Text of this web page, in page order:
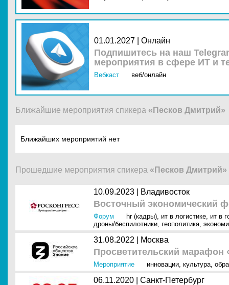
01.01.2027 | Онлайн
Подпишитесь на наш
мероприятия в сфере ИТ и
Вебкаст веб/онлайн
Ближайшие мероприятия спикера «Песков Дмитрий»
Ближайших мероприятий нет
Прошедшие мероприятия спикера «Песков Дмитрий»
10.09.2023 | Владивосток
Восточный экономический
Форум hr (кадры), ит в логистике, ит в
дроны/беспилотники, геополитика,
31.08.2022 | Москва
Просветительский марафон
Мероприятие инновации, культура,
06.11.2020 | Санкт-Петербург